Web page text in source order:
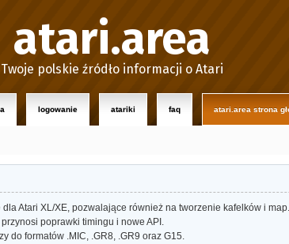
atari.area
Twoje polskie źródło informacji o Atari
logowanie atariki faq atari.area strona
Atari XL/XE, pozwalające również na tworzenie kafelków i map.
poprawki timingu i nowe API.
do formatów .MIC, .GR8, .GR9 oraz G15.